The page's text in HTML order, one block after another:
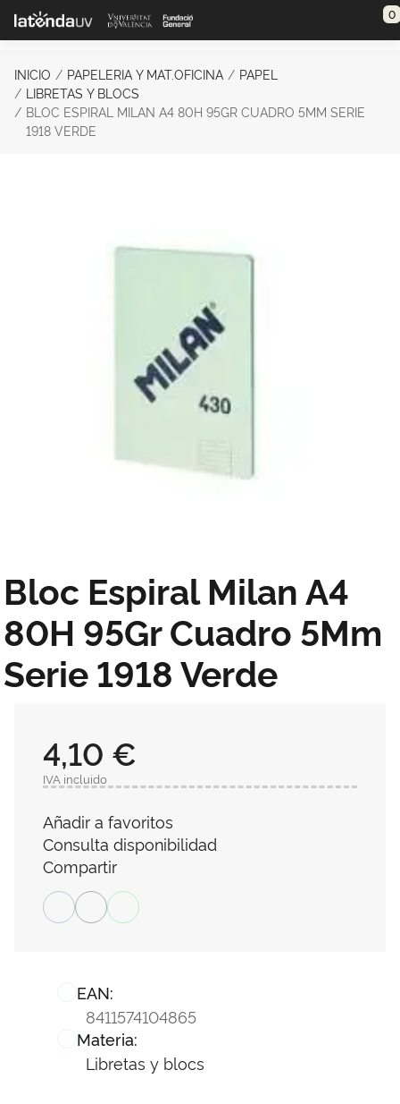
Saltar al contenido principal 0
INICIO PAPELERIA Y MAT.OFICINA
PAPEL
LIBRETAS Y BLOCS
BLOC ESPIRAL MILAN A4 80H 95GR CUADRO 5MM SERIE
1918 VERDE
Bloc Espiral Milan A4
80H 95Gr Cuadro 5Mm
Serie 1918 Verde
EAN:
8411574104865
Materia:
Libretas y blocs
4,10 €
IVA incluido
Añadir a favoritos
Consulta disponibilidad
Compartir